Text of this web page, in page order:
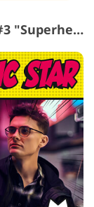
Photoshop d'azione per fumetti #3 "Superhero League"